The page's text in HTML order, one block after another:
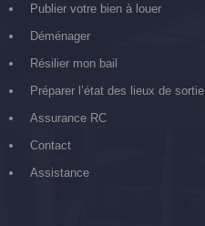
Publier votre bien à louer
Déménager
Résilier mon bail
Préparer l’état des lieux de sortie
Assurance RC
Contact
Assistance